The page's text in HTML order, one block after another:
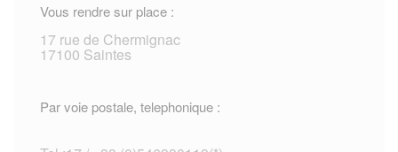
Vous rendre sur place :
17 rue de Chermignac
17100 Saintes
Par voie postale, telephonique :